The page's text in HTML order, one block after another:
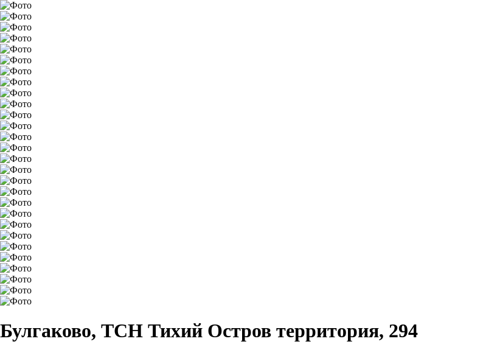
Булгаково, ТСН Тихий Остров территория, 294